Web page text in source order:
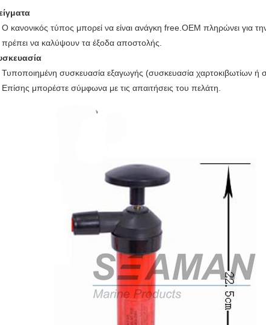
Ο κανονικός τύπος μπορεί να είναι ανάγκη free.OEM πληρώνει για
πρέπει να καλύψουν τα έξοδα αποστολής.
Τυποποιημένη συσκευασία εξαγωγής (συσκευασία χαρτοκιβωτίων ή
Επίσης μπορέστε σύμφωνα με τις απαιτήσεις του πελάτη.